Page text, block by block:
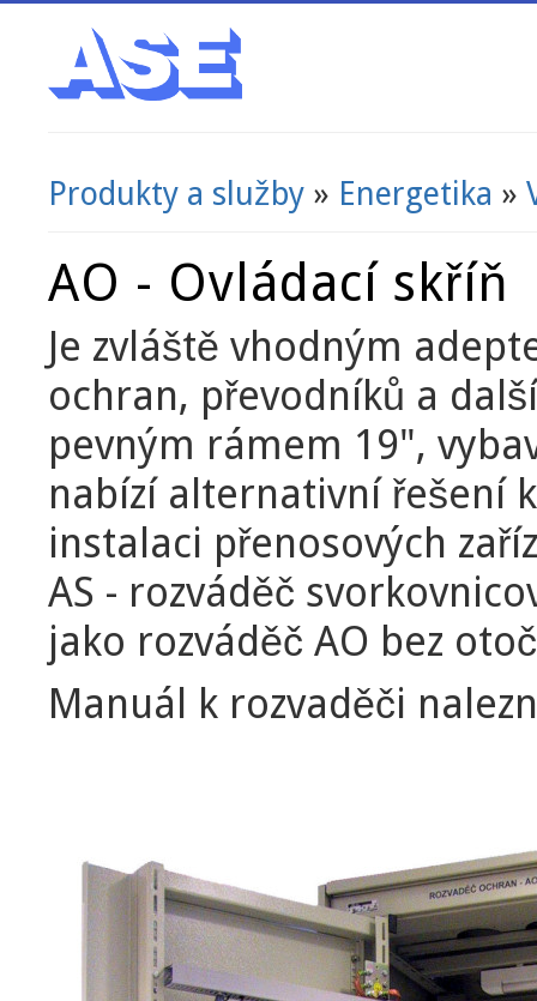
Jste zde
Produkty a služby » Energetika »
AO - Ovládací skříň
Je zvláště vhodným
ochran, převodníků a
pevným rámem 19",
nabízí alternativní řešení
instalaci přenosových
AS - rozváděč
jako rozváděč AO bez
Manuál k rozvaděči